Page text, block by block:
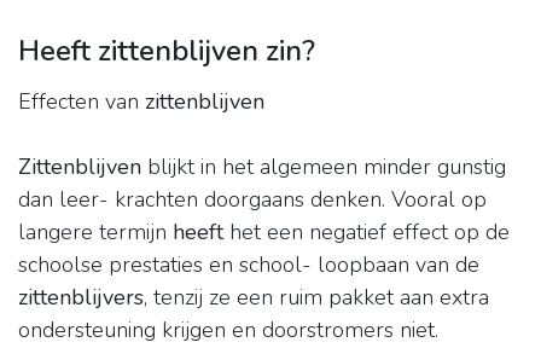
Heeft zittenblijven zin?
Effecten van zittenblijven
Zittenblijven blijkt in het algemeen minder gunstig
dan leer- krachten doorgaans denken. Vooral op
langere termijn heefthet een negatief effect op de
schoolse prestaties en school- loopbaan van de
zittenblijvers, tenzij ze een ruim pakket aan extra
ondersteuning krijgen en doorstromers niet.